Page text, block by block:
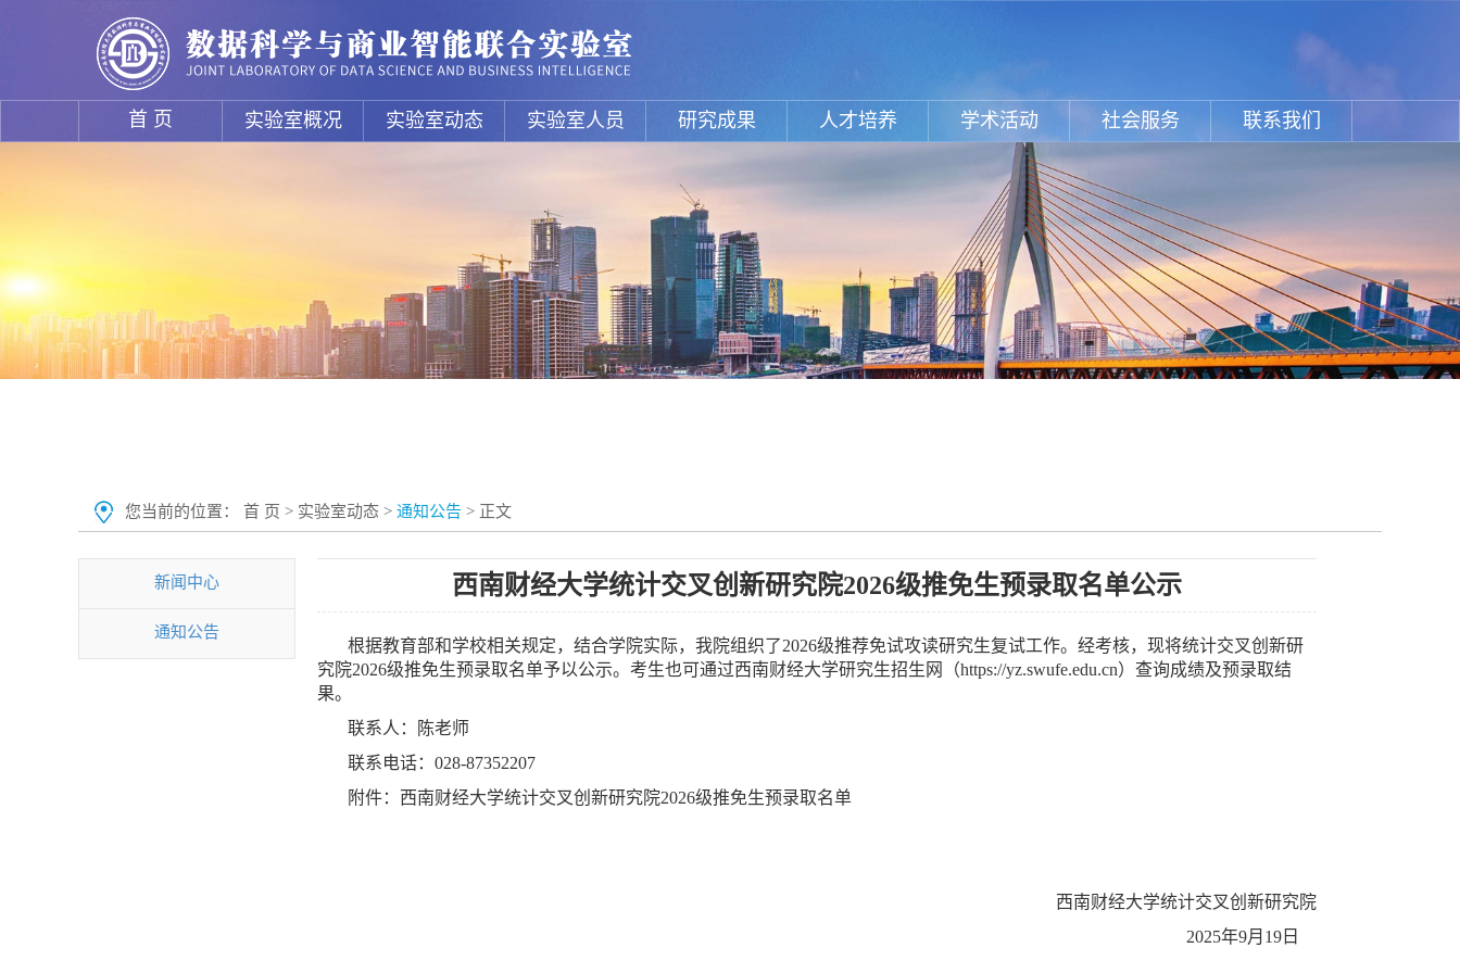
首 页 实验室概况 实验室动态 实验室人员 研究成果 人才培养 学术活动 社会服务 联系我们
您当前的位置： 首 页 > 实验室动态 > 通知公告 > 正文
新闻中心
通知公告
西南财经大学统计交叉创新研究院2026级推免生预录取名单公示
根据教育部和学校相关规定，结合学院实际，我院组织了2026级推荐免试攻读研究生复试工作。经考核，现将统计交叉创新研
究院2026级推免生预录取名单予以公示。考生也可通过西南财经大学研究生招生网（https://yz.swufe.edu.cn）查询成绩及预录取结
果。
联系人：陈老师
联系电话：028-87352207
附件：西南财经大学统计交叉创新研究院2026级推免生预录取名单
西南财经大学统计交叉创新研究院
2025年9月19日